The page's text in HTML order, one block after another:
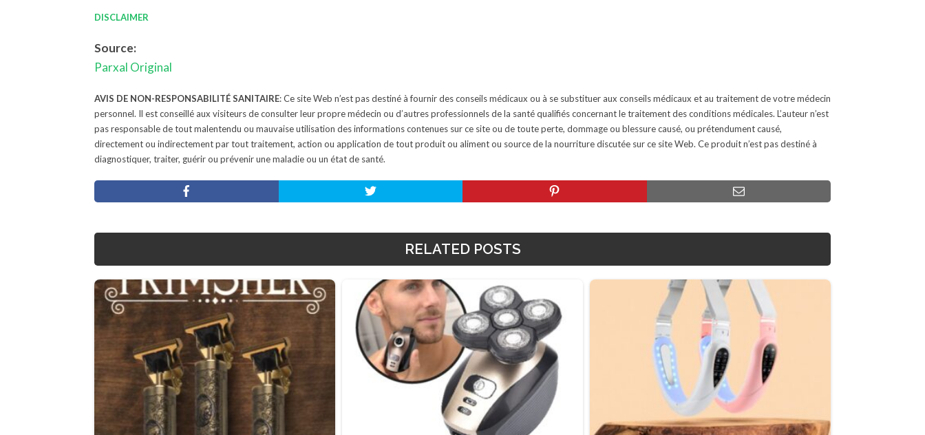
DISCLAIMER
Source:
Parxal Original
AVIS DE NON-RESPONSABILITÉ SANITAIRE: Ce site Web n’est pas destiné à fournir des conseils médicaux ou à se substituer aux conseils médicaux et au traitement de votre médecin
personnel. Il est conseillé aux visiteurs de consulter leur propre médecin ou d’autres professionnels de la santé qualifiés concernant le traitement des conditions médicales. L’auteur n’est
pas responsable de tout malentendu ou mauvaise utilisation des informations contenues sur ce site ou de toute perte, dommage ou blessure causé, ou prétendument causé,
directement ou indirectement par tout traitement, action ou application de tout produit ou aliment ou source de la nourriture discutée sur ce site Web. Ce produit n’est pas destiné à
diagnostiquer, traiter, guérir ou prévenir une maladie ou un état de santé.
RELATED POSTS